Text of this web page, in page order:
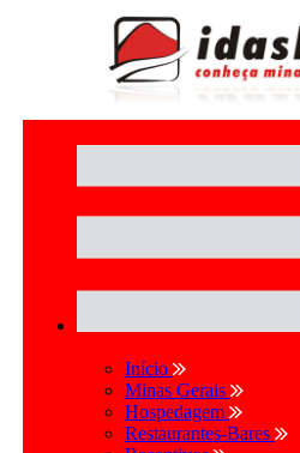
Início
Minas Gerais
Hospedagem
Restaurantes-Bares